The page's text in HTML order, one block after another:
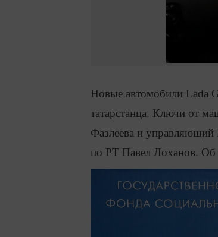
Новые автомобили Lada
татарстанца. Ключи от
Фазлеева и управляющий
по РТ Павел Лоханов. Об